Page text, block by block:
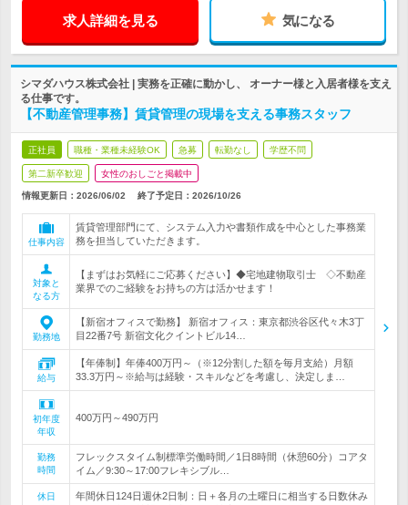
求人詳細を見る 気になる
シマダハウス株式会社 | 実務を正確に動かし、 オーナー様と入居者様を支え
る仕事です。
【不動産管理事務】賃貸管理の現場を支える事務スタッフ
正社員 職種・業種未経験OK 急募 転勤なし 学歴不問
第二新卒歓迎 女性のおしごと掲載中
情報更新日：2026/06/02 終了予定日： 2026/10/26
仕事内容
賃貸管理部門にて、システム入力や書類作成を中心とした事務業
務を担当していただきます。
対象と
なる方
【まずはお気軽にご応募ください】◆宅地建物取引士 ◇不動産
業界でのご経験をお持ちの方は活かせます！
勤務地
【新宿オフィスで勤務】 新宿オフィス：東京都渋谷区代々木3丁
目22番7号 新宿文化クイントビル14…
給与
【年俸制】年俸400万円～（※12分割した額を毎月支給）月額
33.3万円～※給与は経験・スキルなどを考慮し、決定しま…
初年度
年収
400万円～490万円
勤務
時間
フレックスタイム制標準労働時間／1日8時間（休憩60分）コアタ
イム／9:30～17:00フレキシブル…
休日
年間休日124日週休2日制：日＋各月の土曜日に相当する日数休み